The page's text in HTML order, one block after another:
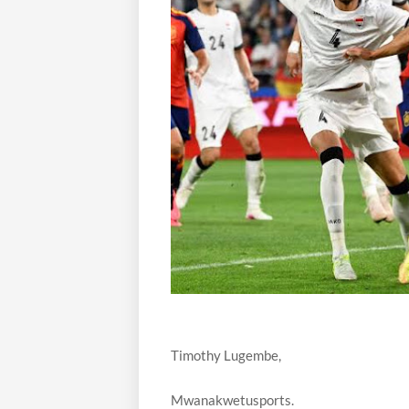
Timothy Lugembe,
Mwanakwetusports.